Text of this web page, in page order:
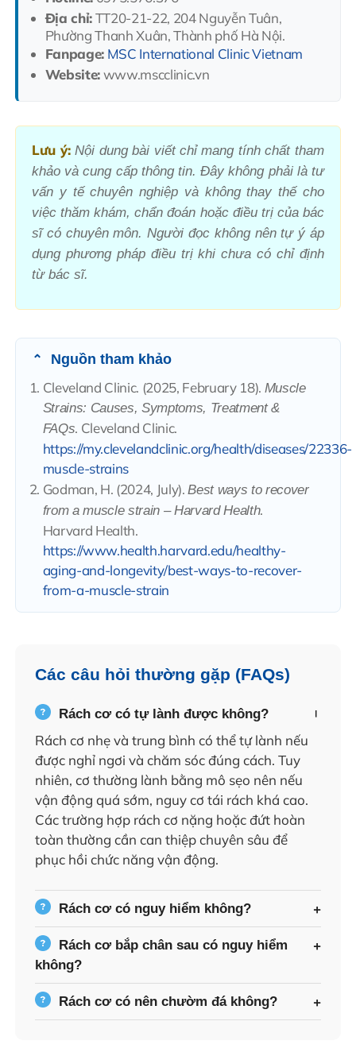
Địa chỉ:TT20-21-22, 204 Nguyễn Tuân,
Phường Thanh Xuân, Thành phố Hà Nội.
Fanpage: MSC International Clinic Vietnam
Website:www.mscclinic.vn
Lưu ý:Nội dung bài viết chỉ mang tính chất tham
khảo và cung cấp thông tin. Đây không phải là tư
vấn y tế chuyên nghiệp và không thay thế cho
việc thăm khám, chẩn đoán hoặc điều trị của bác
sĩ có chuyên môn. Người đọc không nên tự ý áp
dụng phương pháp điều trị khi chưa có chỉ định
từ bác sĩ.
Nguồn tham khảo
Cleveland Clinic. (2025, February 18). Muscle
Strains: Causes, Symptoms, Treatment &
FAQs. Cleveland Clinic.
https://my.clevelandclinic.org/health/diseases/22336-
muscle-strains
Godman, H. (2024, July).Best ways to recover
from a muscle strain – Harvard Health.
Harvard Health.
https://www.health.harvard.edu/healthy-
aging-and-longevity/best-ways-to-recover-
from-a-muscle-strain
Các câu hỏi thường gặp (FAQs)
Rách cơ có tự lành được không?
Rách cơ nhẹ và trung bình có thể tự lành nếu
được nghỉ ngơi và chăm sóc đúng cách. Tuy
nhiên, cơ thường lành bằng mô sẹo nên nếu
vận động quá sớm, nguy cơ tái rách khá cao.
Các trường hợp rách cơ nặng hoặc đứt hoàn
toàn thường cần can thiệp chuyên sâu để
phục hồi chức năng vận động.
Rách cơ có nguy hiểm không?
Rách cơ bắp chân sau có nguy hiểm
không?
Rách cơ có nên chườm đá không?